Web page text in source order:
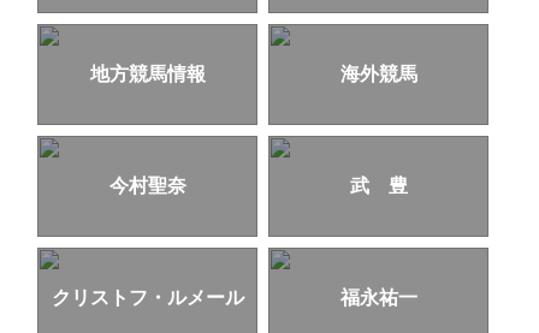
地方競馬情報 海外競馬
今村聖奈 武 豊
クリストフ・ルメール 福永祐一